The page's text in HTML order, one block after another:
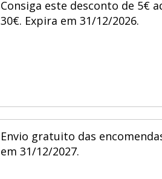
Consiga este desconto de 5€
30€. Expira em 31/12/2026.
Envio gratuito das
em 31/12/2027.